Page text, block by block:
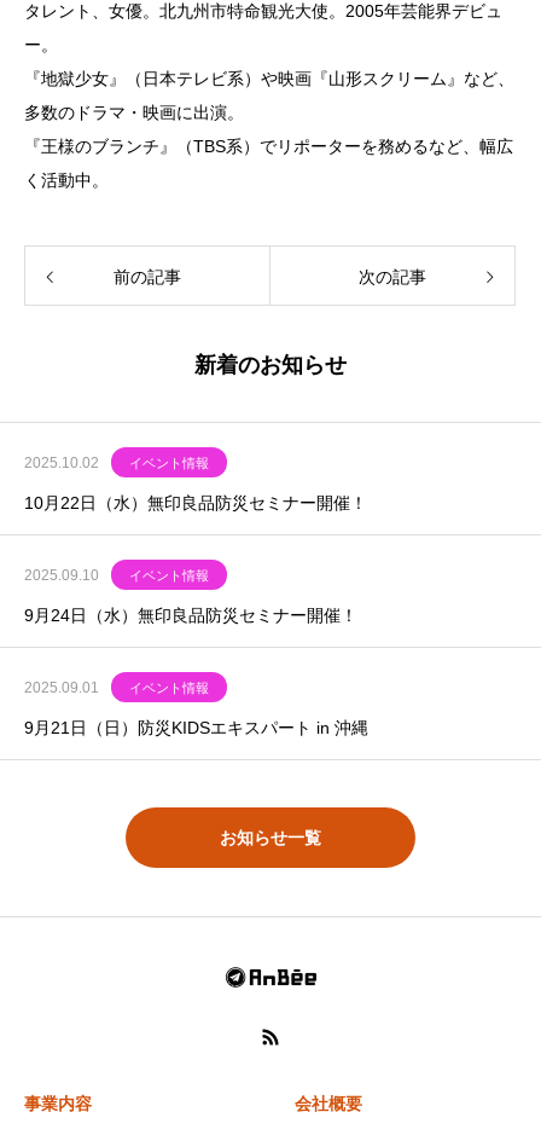
タレント、女優。北九州市特命観光大使。2005年芸能界デビュ
ー。
『地獄少女』（日本テレビ系）や映画『山形スクリーム』など、
多数のドラマ・映画に出演。
『王様のブランチ』（TBS系）でリポーターを務めるなど、幅広
く活動中。
前の記事 次の記事
新着のお知らせ
2025.10.02 イベント情報
10月22日（水）無印良品防災セミナー開催！
2025.09.10 イベント情報
9月24日（水）無印良品防災セミナー開催！
2025.09.01 イベント情報
9月21日（日）防災KIDSエキスパート in 沖縄
お知らせ一覧
事業内容 会社概要